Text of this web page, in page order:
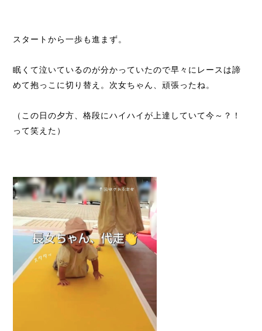
スタートから一歩も進まず。
眠くて泣いているのが分かっていたので早々にレースは諦
めて抱っこに切り替え。次女ちゃん、頑張ったね。
（この日の夕方、格段にハイハイが上達していて今～？！
って笑えた）